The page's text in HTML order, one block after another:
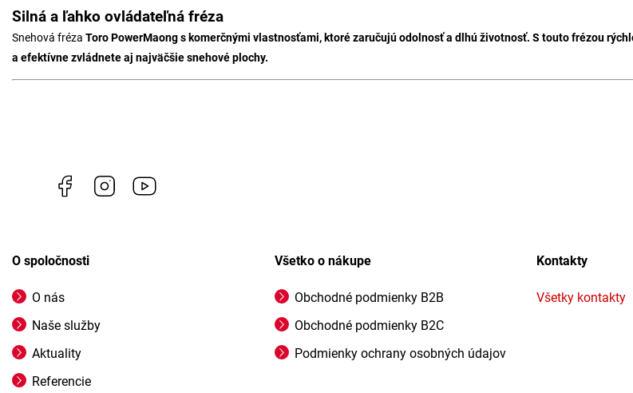
Silná a ľahko ovládateľná fréza
Snehová fréza Toro PowerMaong s komerčnými vlastnosťami, ktoré zaručujú odolnosť a dlhú životnosť. S touto frézou
a efektívne zvládnete aj najväčšie snehové plochy.
Facebook Instagram
O spoločnosti
O nás
Naše služby
Aktuality
Referencie
Všetko o nákupe
Obchodné podmienky B2B
Obchodné podmienky B2C
Podmienky ochrany osobných údajov
Kontakty
Všetky kontakty